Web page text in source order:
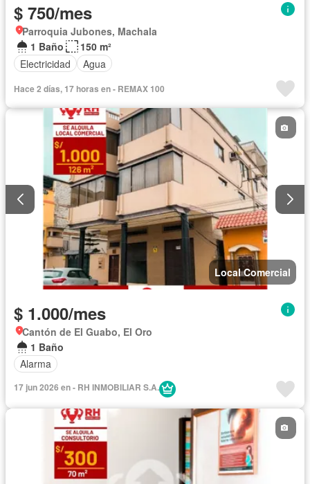
$ 750/mes
Parroquia Jubones, Machala
1 Baño
150 m²
Electricidad
Agua
Hace 2 días, 17 horas en - REMAX 100
Local Comercial
$ 1.000/mes
Cantón de El Guabo, El Oro
1 Baño
Alarma
17 jun 2026 en - RH INMOBILIAR S.A.